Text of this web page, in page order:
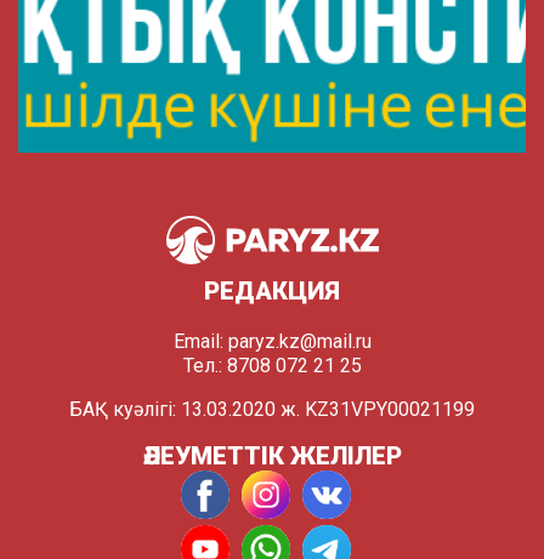
РЕДАКЦИЯ
Email: paryz.kz@mail.ru
Тел.: 8708 072 21 25
БАҚ куәлігі: 13.03.2020 ж. KZ31VPY00021199
ӘЛЕУМЕТТІК ЖЕЛІЛЕР